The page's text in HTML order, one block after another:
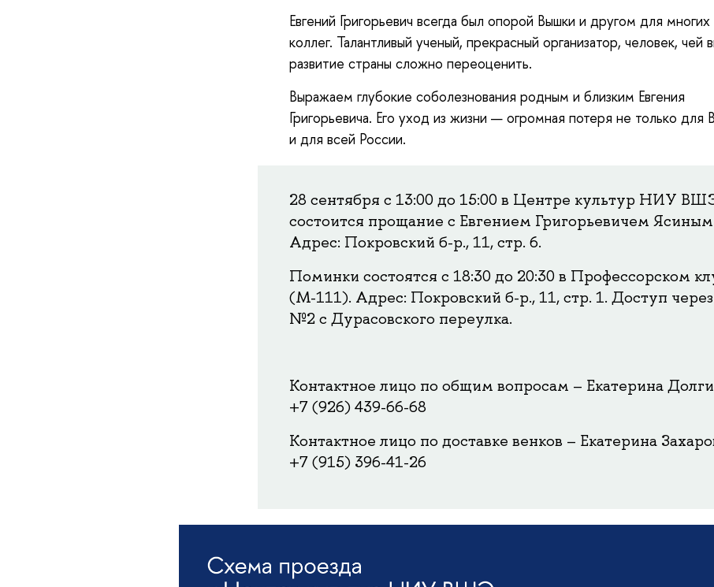
Евгений Григорьевич всегда был опорой Вышки и другом для
коллег. Талантливый ученый, прекрасный организатор, человек, чей
развитие страны сложно переоценить.
Выражаем глубокие соболезнования родным и близким Евгения
Григорьевича. Его уход из жизни — огромная потеря не только для
и для всей России.
28 сентября с 13:00 до 15:00 в Центре культур НИУ
состоится прощание с Евгением Григорьевичем
Адрес: Покровский б-р., 11, стр. 6.
Поминки состоятся с 18:30 до 20:30 в Профессорском
(М-111). Адрес: Покровский б-р., 11, стр. 1. Доступ
№2 с Дурасовского переулка.
Контактное лицо по общим вопросам – Екатерина
+7 (926) 439-66-68
Контактное лицо по доставке венков – Екатерина
+7 (915) 396-41-26